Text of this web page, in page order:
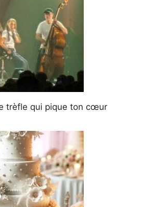
trèfle qui pique ton cœur